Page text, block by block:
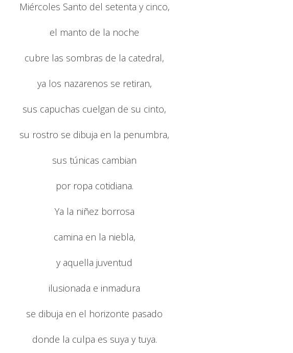
Miércoles Santo del setenta y cinco,
el manto de la noche
cubre las sombras de la catedral,
ya los nazarenos se retiran,
sus capuchas cuelgan de su cinto,
su rostro se dibuja en la penumbra,
sus túnicas cambian
por ropa cotidiana.
Ya la niñez borrosa
camina en la niebla,
y aquella juventud
ilusionada e inmadura
se dibuja en el horizonte pasado
donde la culpa es suya y tuya.